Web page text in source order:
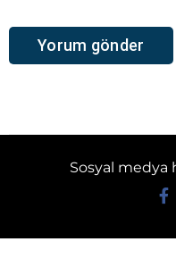
Sosyal medya